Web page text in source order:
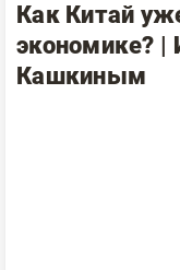
Как Китай
экономике? |
Кашкиным